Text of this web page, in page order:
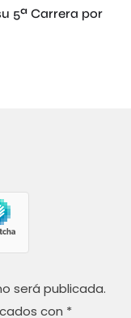
5ª Carrera por
será publicada.
con *